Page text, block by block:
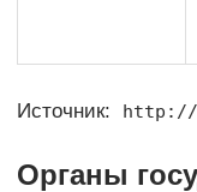
Источник: http://
Органы